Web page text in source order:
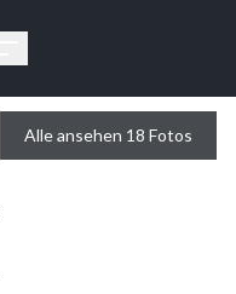
Alle ansehen 18 Fotos